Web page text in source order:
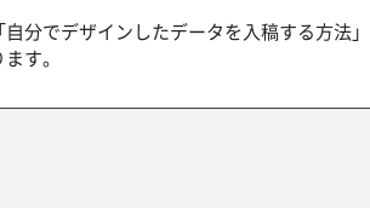
分でデザインしたデータを入稿する方法」
す。